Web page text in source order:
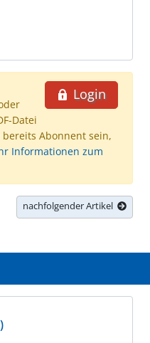
Login
Datei
Abonnent sein,
Informationen zum
nachfolgender Artikel